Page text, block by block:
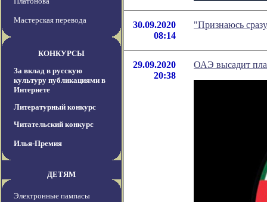
Мастерская перевода
КОНКУРСЫ
За вклад в русскую
культуру публикациями в
Интернете
Литературный конкурс
Читательский конкурс
Илья-Премия
ДЕТЯМ
Электронные пампасы
30.09.2020
08:14
"Признаюсь
29.09.2020
20:38
ОАЭ высадит